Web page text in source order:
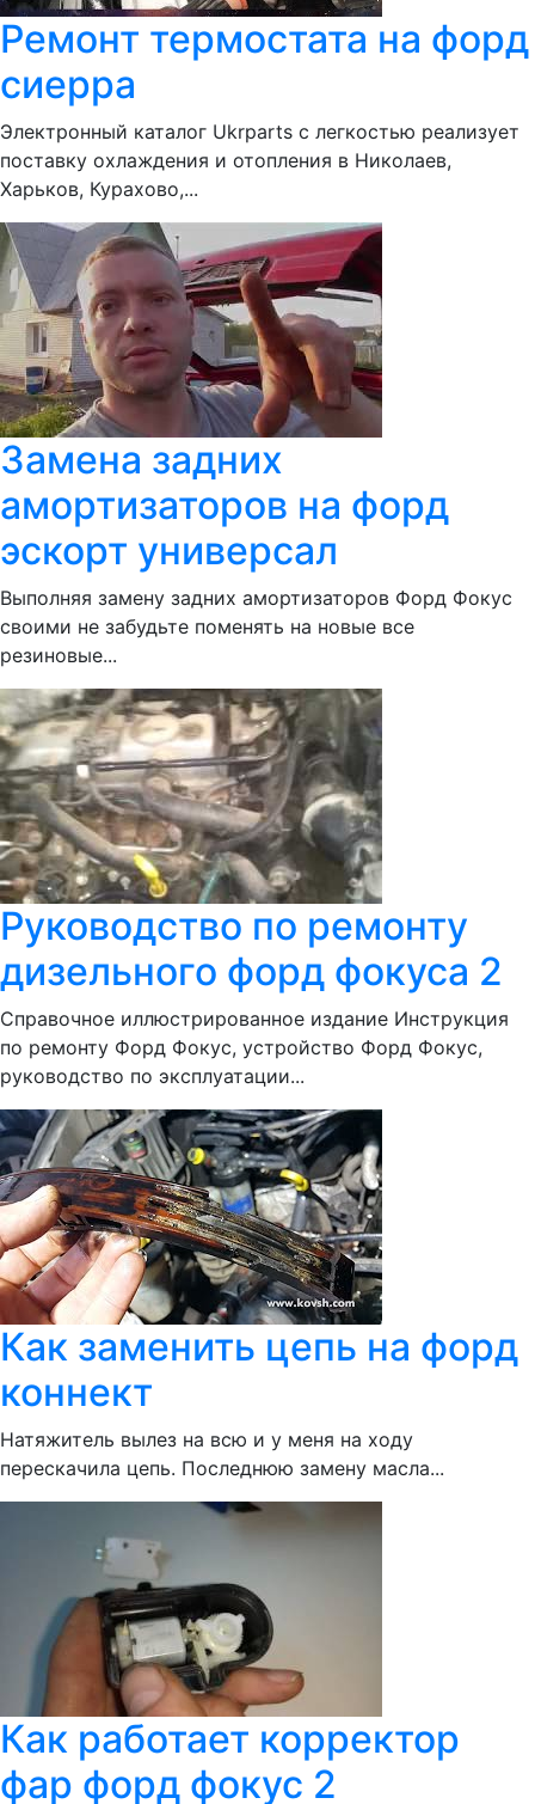
Ремонт термостата на форд
сиерра
Электронный каталог Ukrparts с легкостью реализует
поставку охлаждения и отопления в Николаев,
Харьков, Курахово,...
Замена задних
амортизаторов на форд
эскорт универсал
Выполняя замену задних амортизаторов Форд Фокус
своими не забудьте поменять на новые все
резиновые...
Руководство по ремонту
дизельного форд фокуса 2
Справочное иллюстрированное издание Инструкция
по ремонту Форд Фокус, устройство Форд Фокус,
руководство по эксплуатации...
Как заменить цепь на форд
коннект
Натяжитель вылез на всю и у меня на ходу
перескачила цепь. Последнюю замену масла...
Как работает корректор
фар форд фокус 2